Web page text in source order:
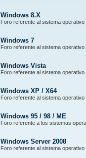
Windows 8.X
Foro referente al sistema operativo
Windows 7
Foro referente al sistema operativo
Windows Vista
Foro referente al sistema
Windows XP / X64
Foro referente al sistema operativo
Windows 95 / 98 / ME
Foro referente a los sistemas
Windows Server 2008
Foro referente al sistema